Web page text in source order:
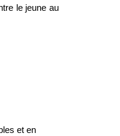
le jeune au
et en